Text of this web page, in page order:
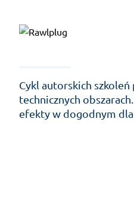
Cykl autorskich
technicznych
efekty w dogodnym dla